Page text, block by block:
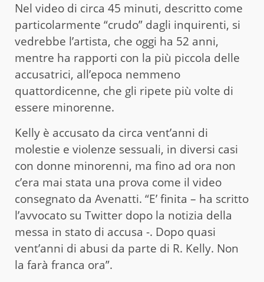
Nel video di circa 45 minuti, descritto come
particolarmente “crudo” dagli inquirenti, si
vedrebbe l’artista, che oggi ha 52 anni,
mentre ha rapporti con la più piccola delle
accusatrici, all’epoca nemmeno
quattordicenne, che gli ripete più volte di
essere minorenne.
Kelly è accusato da circa vent’anni di
molestie e violenze sessuali, in diversi casi
con donne minorenni, ma fino ad ora non
c’era mai stata una prova come il video
consegnato da Avenatti. “E’ finita – ha scritto
l’avvocato su Twitter dopo la notizia della
messa in stato di accusa -. Dopo quasi
vent’anni di abusi da parte di R. Kelly. Non
la farà franca ora”.